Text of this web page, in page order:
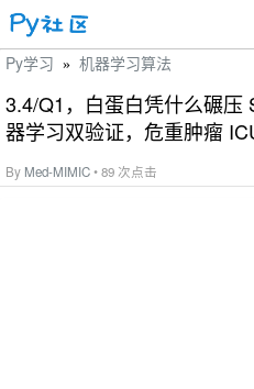
Py学习 » 机器学习算法
3.4/Q1，白蛋白凭什么碾压
器学习双验证，危重肿瘤
By Med-MIMIC• 89 次点击